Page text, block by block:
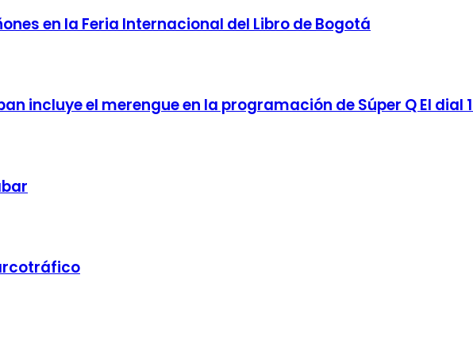
en la Feria Internacional del Libro de Bogotá
incluye el merengue en la programación de Súper Q El dial